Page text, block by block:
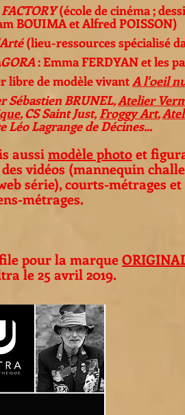
(école de cinéma ;
BOUIMA et Alfred POISSON)
(lieu-ressources spécialisé
: Emma FERDYAN et les
libre de modèle vivantA l'oeil
Sébastien BRUNEL,Atelier
, CS Saint Just, Froggy Art,
Léo Lagrange de Décines...
aussimodèle photoet
vidéos (mannequin
série), courts-métrages et
métrages.
pour la marque
le 25 avril 2019.